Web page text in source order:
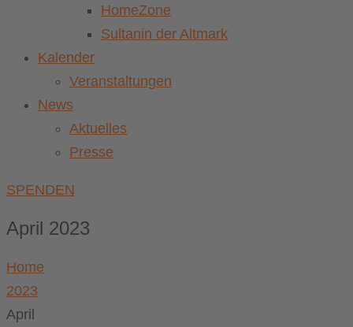
HomeZone
Sultanin der Altmark
Kalender
Veranstaltungen
News
Aktuelles
Presse
SPENDEN
April 2023
Home
2023
April